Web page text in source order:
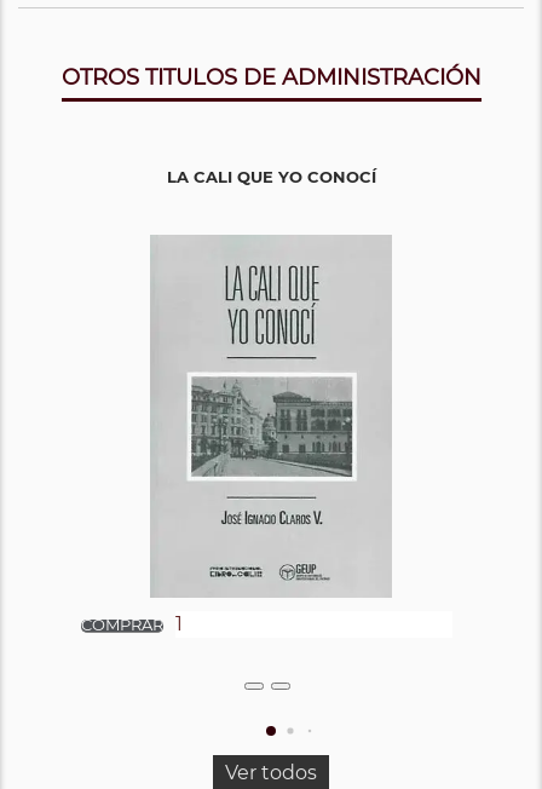
OTROS TITULOS DE ADMINISTRACIÓN
LA CALI QUE YO CONOCÍ
Ver todos